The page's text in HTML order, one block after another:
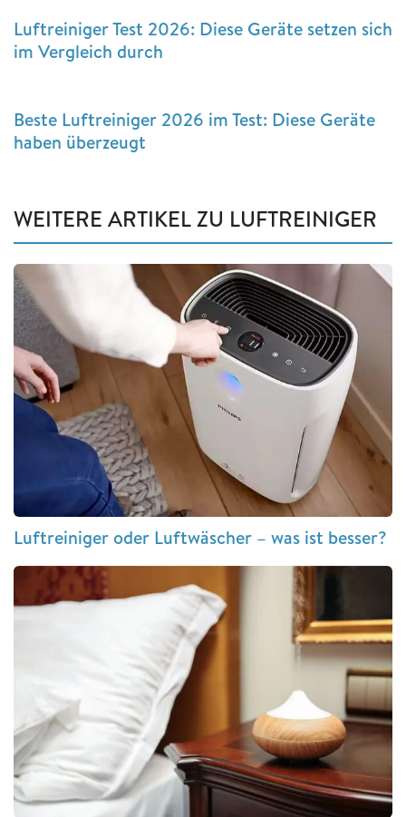
Luftreiniger Test 2026: Diese Geräte setzen sich
im Vergleich durch
Beste Luftreiniger 2026 im Test: Diese Geräte
haben überzeugt
WEITERE ARTIKEL ZU LUFTREINIGER
Luftreiniger oder Luftwäscher – was ist besser?